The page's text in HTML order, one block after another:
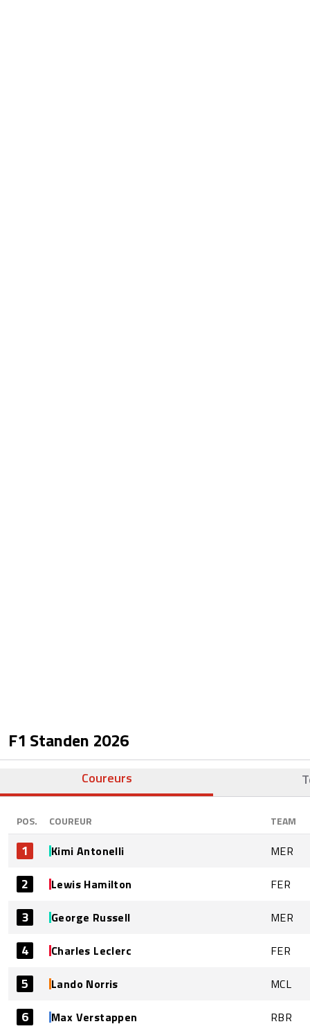
F1 Standen 2026
Coureurs
POS. COUREUR TEAM
1 Kimi Antonelli MER
2 Lewis Hamilton FER
3 George Russell MER
4 Charles Leclerc FER
5 Lando Norris MCL
6 Max Verstappen RBR